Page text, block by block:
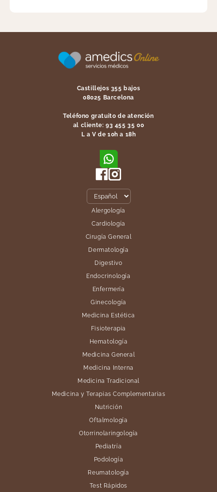
Castillejos 355 bajos
08025 Barcelona
Teléfono gratuito de atención
al cliente: 93 455 35 00
L a V de 10h a 18h
Alergología
Cardiología
Cirugía General
Dermatología
Digestivo
Endocrinología
Enfermería
Ginecología
Medicina Estética
Fisioterapia
Hematología
Medicina General
Medicina Interna
Medicina Tradicional
Medicina y Terapias Complementarias
Nutrición
Oftalmología
Otorrinolaringología
Pediatría
Podología
Reumatología
Test Rápidos